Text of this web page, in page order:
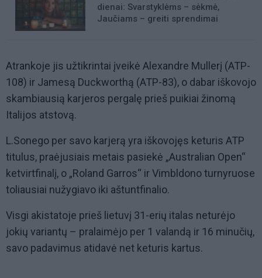
dienai: Svarstyklėms – sėkmė,
Jaučiams – greiti sprendimai
Atrankoje jis užtikrintai įveikė Alexandre Mullerį (ATP-
108) ir Jamesą Duckworthą (ATP-83), o dabar iškovojo
skambiausią karjeros pergalę prieš puikiai žinomą
Italijos atstovą.
L.Sonego per savo karjerą yra iškovojęs keturis ATP
titulus, praėjusiais metais pasiekė „Australian Open“
ketvirtfinalį, o „Roland Garros“ ir Vimbldono turnyruose
toliausiai nužygiavo iki aštuntfinalio.
Visgi akistatoje prieš lietuvį 31-erių italas neturėjo
jokių variantų – pralaimėjo per 1 valandą ir 16 minučių,
savo padavimus atidavė net keturis kartus.